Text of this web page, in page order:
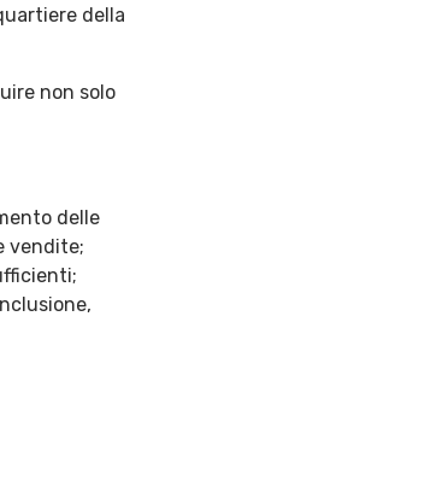
della
non solo
delle
vendite;